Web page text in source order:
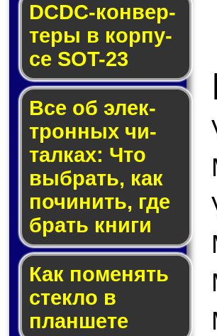
DCDC-кон­вер­
те­ры в кор­пу­
се SOT-23
Все об элек­
трон­ных чи­
тал­ках: Что
выб­рать, как
по­чи­нить, где
брать кни­ги
Как по­ме­нять
стек­ло в
планшете